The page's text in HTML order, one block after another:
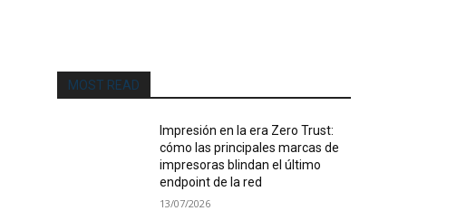
MOST READ
Impresión en la era Zero Trust:
cómo las principales marcas de
impresoras blindan el último
endpoint de la red
13/07/2026